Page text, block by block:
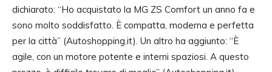
dichiarato: “Ho acquistato la MG ZS Comfort un anno fa e
sono molto soddisfatto. È compatta, moderna e perfetta
per la città” (Autoshopping.it). Un altro ha aggiunto: “È
agile, con un motore potente e interni spaziosi. A questo